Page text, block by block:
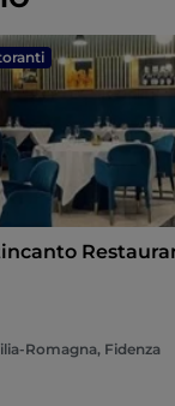
Romagna, Fidenza